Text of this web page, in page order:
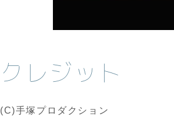
クレジット
(C)手塚プロダクション